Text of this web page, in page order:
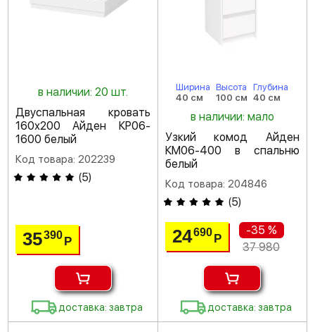
в наличии: 20 шт.
Двуспальная кровать
160х200 Айден КР06-
1600 белый
Код товара: 202239
(5)
35390Р
доставка: завтра
Ширина
40 см
Высота
100 см
Глубина
40 см
в наличии: мало
Узкий комод Айден
КМ06-400 в спальню
белый
Код товара: 204846
(5)
24690 Р
-35 %
37 980
доставка: завтра